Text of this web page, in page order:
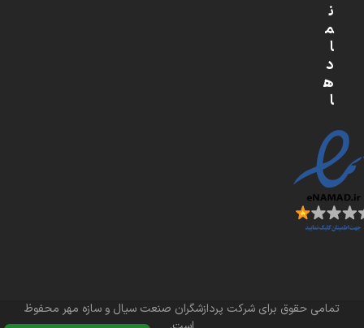
ن
م
ا
د
ه
ا
تمامی حقوق برای شرکت پردازشگران صنعت سیال و سازه مهر محفوظ